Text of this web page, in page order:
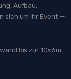
Aufbau,
sich um Ihr Event —
bis zur 10×6m